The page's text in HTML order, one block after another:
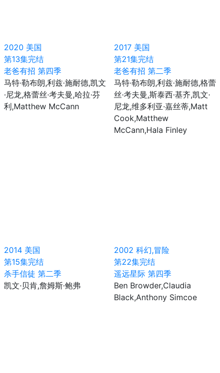
2020 美国
第13集完结
老爸有招 第四季
马特·勒布朗,利兹·施耐德,凯文
·尼龙,格蕾丝·考夫曼,哈拉·芬
利,Matthew McCann
2017 美国
第21集完结
老爸有招 第二季
马特·勒布朗,利兹·施耐德,格蕾
丝·考夫曼,斯泰西·基齐,凯文·
尼龙,维多利亚·嘉丝蒂,Matt
Cook,Matthew
McCann,Hala Finley
2014 美国
第15集完结
杀手信徒 第二季
凯文·贝肯,詹姆斯·鲍弗
2002 科幻,冒险
第22集完结
遥远星际 第四季
Ben Browder,Claudia
Black,Anthony Simcoe